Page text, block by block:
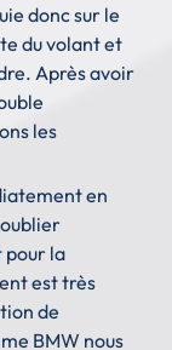
donc sur le
du volant et
Après avoir
les
en
pour la
est très
de
BMW nous